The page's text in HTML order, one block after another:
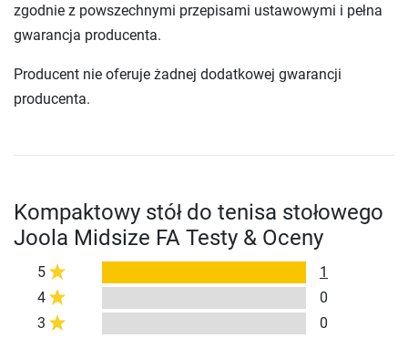
zgodnie z powszechnymi przepisami ustawowymi i pełna
gwarancja producenta.
Producent nie oferuje żadnej dodatkowej gwarancji
producenta.
Kompaktowy stół do tenisa stołowego
Joola Midsize FA Testy & Oceny
5
1
4
0
3
0